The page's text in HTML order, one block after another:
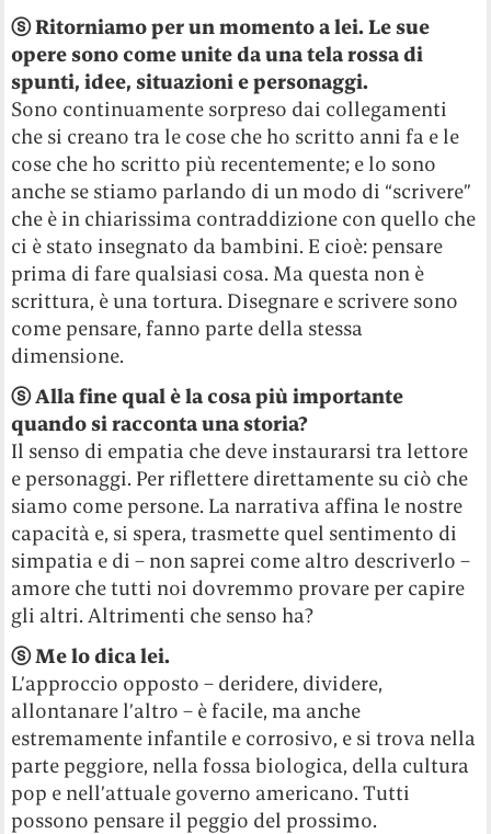
ⓢRitorniamo per un momento a lei. Le sue
opere sono come unite da una tela rossa di
spunti, idee, situazioni e personaggi.
Sono continuamente sorpreso dai collegamenti
che si creano tra le cose che ho scritto anni fa e le
cose che ho scritto più recentemente; e lo sono
anche se stiamo parlando di un modo di “scrivere”
che è in chiarissima contraddizione con quello che
ci è stato insegnato da bambini. E cioè: pensare
prima di fare qualsiasi cosa. Ma questa non è
scrittura, è una tortura. Disegnare e scrivere sono
come pensare, fanno parte della stessa
dimensione.
ⓢAlla fine qual è la cosa più importante
quando si racconta una storia?
Il senso di empatia che deve instaurarsi tra lettore
e personaggi. Per riflettere direttamente su ciò che
siamo come persone. La narrativa affina le nostre
capacità e, si spera, trasmette quel sentimento di
simpatia e di – non saprei come altro descriverlo –
amore che tutti noi dovremmo provare per capire
gli altri. Altrimenti che senso ha?
ⓢMe lo dica lei.
L’approccio opposto – deridere, dividere,
allontanare l’altro – è facile, ma anche
estremamente infantile e corrosivo, e si trova nella
parte peggiore, nella fossa biologica, della cultura
pop e nell’attuale governo americano. Tutti
possono pensare il peggio del prossimo.